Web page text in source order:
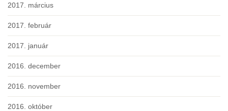
2017. március
2017. február
2017. január
2016. december
2016. november
2016. október